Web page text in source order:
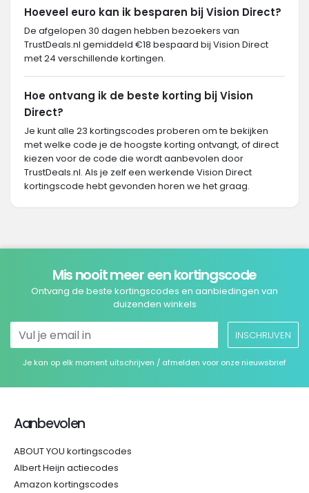
Hoeveel euro kan ik besparen bij Vision Direct?
De afgelopen 30 dagen hebben bezoekers van
TrustDeals.nl gemiddeld €18 bespaard bij Vision Direct
met 24 verschillende kortingen.
Hoe ontvang ik de beste korting bij Vision
Direct?
Je kunt alle 23 kortingscodes proberen om te bekijken
met welke code je de hoogste korting ontvangt, of direct
kiezen voor de code die wordt aanbevolen door
TrustDeals.nl. Als je zelf een werkende Vision Direct
kortingscode hebt gevonden horen we het graag.
Mis nooit meer een kortingscode
Ontvang de beste kortingscodes en aanbiedingen van
duizenden winkels
INSCHRIJVEN
Je kan op elk moment uitschrijven / afmelden voor onze nieuwsbrief
Aanbevolen
ABOUT YOU kortingscodes
Albert Heijn actiecodes
Amazon kortingscodes